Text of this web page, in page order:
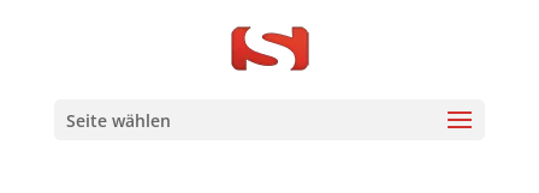
Seite wählen